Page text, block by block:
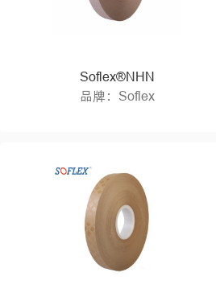
Soflex®NHN
品牌：Soflex